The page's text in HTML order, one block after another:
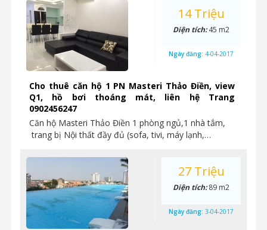
Cho thuê căn hộ 1 PN Masteri Thảo Điền, view
Q1, hồ bơi thoáng mát, liên hệ Trang
0902456247
Căn hộ Masteri Thảo Điền 1 phòng ngủ,1 nhà tắm,
trang bị Nội thất đầy đủ (sofa, tivi, máy lạnh,…
14 Triệu
Diện tích:45 m2
Ngày đăng: 4-04-2017
27 Triệu
Diện tích:89 m2
Ngày đăng: 3-04-2017